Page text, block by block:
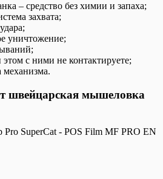
– средство без химии и запаха;
захвата;
уничтожение;
с ними не контактируете;
механизма.
швейцарская мышеловка